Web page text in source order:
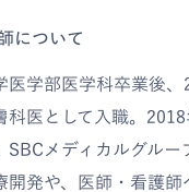
について
医学部医学科卒業後
科医として入職。
SBCメディカルグル
開発や、医師・看護